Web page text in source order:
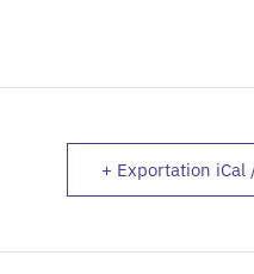
+ Exportation iCal